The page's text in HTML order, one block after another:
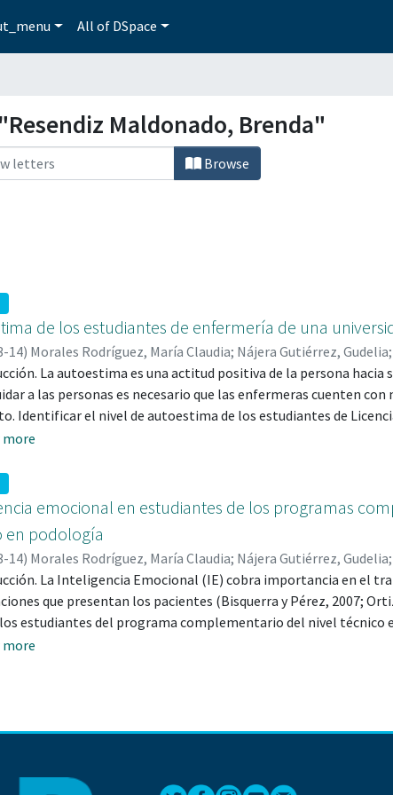
All of DSpace
Maldonado, Brenda"
Browse
de los estudiantes de enfermería de una
14) Morales Rodríguez, María Claudia; Nájera Gutiérrez, Gudelia;
Maldonado, Brenda;Luna Gracia, Alejandra ;Morales Rodríguez,
Gudelia; 0000-0003-1586-6627;Resendiz Maldonado, Brenda;
La autoestima es una actitud positiva de la persona hacia
a las personas es necesario que las enfermeras cuenten
Identificar el nivel de autoestima de los estudiantes de
more
emocional en estudiantes de los programas
en podología
14) Morales Rodríguez, María Claudia; Nájera Gutiérrez, Gudelia;
Rosa María Teresa ;Luna Gracia, Alejandra;Morales
Gudelia; 0000-0003-1586-6627;Resendiz Maldonado, Brenda;
La Inteligencia Emocional (IE) cobra importancia en el
que presentan los pacientes (Bisquerra y Pérez, 2007;
estudiantes del programa complementario del nivel técnico
more